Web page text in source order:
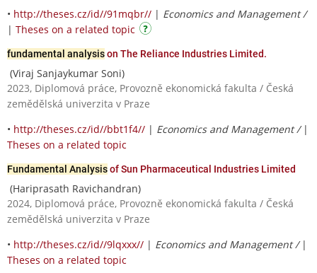
• http://theses.cz/id//91mqbr// | Economics and Management /
| Theses on a related topic
fundamental analysison The Reliance Industries Limited.
(Viraj Sanjaykumar Soni)
2023, Diplomová práce, Provozně ekonomická fakulta / Česká
zemědělská univerzita v Praze
• http://theses.cz/id//bbt1f4// | Economics and Management / |
Theses on a related topic
Fundamental Analysisof Sun Pharmaceutical Industries Limited
(Hariprasath Ravichandran)
2024, Diplomová práce, Provozně ekonomická fakulta / Česká
zemědělská univerzita v Praze
• http://theses.cz/id//9lqxxx// | Economics and Management / |
Theses on a related topic